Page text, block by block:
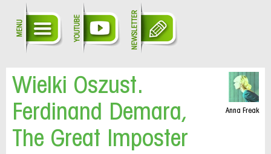
Anna Freak
Wielki Oszust.
Ferdinand Demara,
The Great Imposter